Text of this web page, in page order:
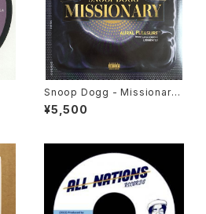
Snoop Dogg - Missionary
"LP"
¥5,500